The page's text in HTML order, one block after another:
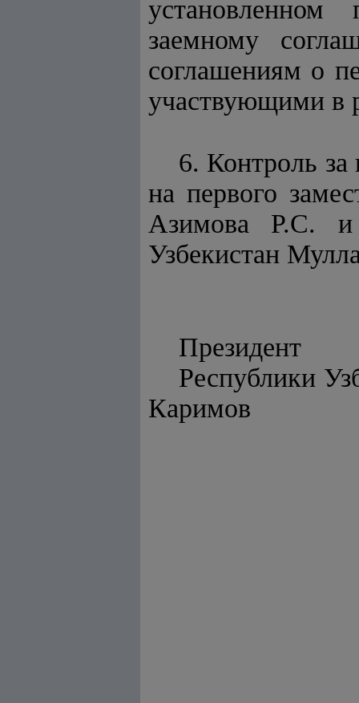
заемному
соглашениям о
участвующими в
6. Контроль за
на первого
Азимова Р.С. и
Узбекистан
Президент
Каримов